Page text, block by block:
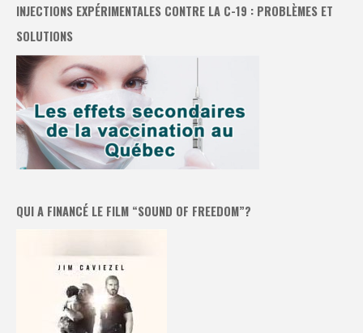
INJECTIONS EXPÉRIMENTALES CONTRE LA C-19 : PROBLÈMES ET
SOLUTIONS
QUI A FINANCÉ LE FILM “SOUND OF FREEDOM”?